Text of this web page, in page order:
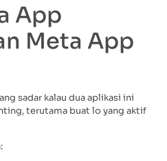
App
Meta App
sadar kalau dua aplikasi ini
terutama buat lo yang aktif